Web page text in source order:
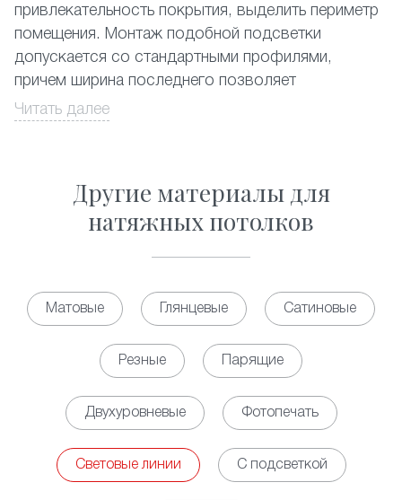
привлекательность покрытия, выделить периметр
помещения. Монтаж подобной подсветки
допускается со стандартными профилями,
причем ширина последнего позволяет
устанавливать даже наиболее мощные
Натяжные потолки со световыми линиями,
почему да?
Выбор в пользу световых линий обусловлен
светодиодных линий позволяет обеспечить
равномерное, мягкое свечение по всей площади
помещения, выступая полноценной заменой для
освещения на основе установки точечных
контроллера появляется возможность управлять
от потребности.
• Декоративная функция. Наличие световых линий
Читать далее
Другие материалы для
натяжных потолков
Матовые Глянцевые Сатиновые
Резные Парящие
Двухуровневые Фотопечать
Световые линии С подсветкой